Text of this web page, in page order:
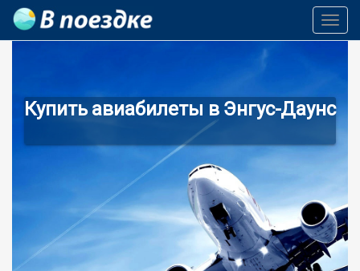
Купить авиабилеты в Энгус-Даунс